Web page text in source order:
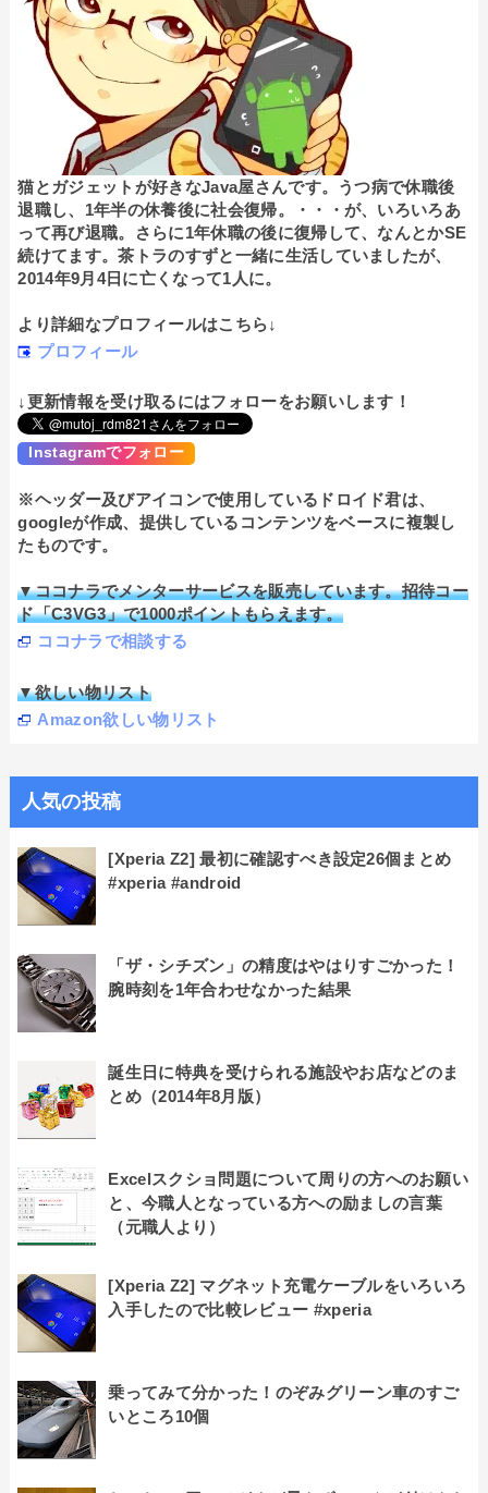
猫とガジェットが好きなJava屋さんです。うつ病で休職後
退職し、1年半の休養後に社会復帰。・・・が、いろいろあ
って再び退職。さらに1年休職の後に復帰して、なんとかSE
続けてます。茶トラのすずと一緒に生活していましたが、
2014年9月4日に亡くなって1人に。
より詳細なプロフィールはこちら↓
プロフィール
↓更新情報を受け取るにはフォローをお願いします！
Instagramでフォロー
※ヘッダー及びアイコンで使用しているドロイド君は、
googleが作成、提供しているコンテンツをベースに複製し
たものです。
▼ココナラでメンターサービスを販売しています。招待コー
ド「C3VG3」で1000ポイントもらえます。
ココナラで相談する
▼欲しい物リスト
Amazon欲しい物リスト
人気の投稿
[Xperia Z2] 最初に確認すべき設定26個まとめ
#xperia #android
「ザ・シチズン」の精度はやはりすごかった！
腕時刻を1年合わせなかった結果
誕生日に特典を受けられる施設やお店などのま
とめ（2014年8月版）
Excelスクショ問題について周りの方へのお願い
と、今職人となっている方への励ましの言葉
（元職人より）
[Xperia Z2] マグネット充電ケーブルをいろいろ
入手したので比較レビュー #xperia
乗ってみて分かった！のぞみグリーン車のすご
いところ10個